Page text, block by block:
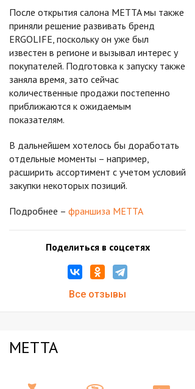
После открытия салона METTA мы также
приняли решение развивать бренд
ERGOLIFE, поскольку он уже был
известен в регионе и вызывал интерес у
покупателей. Подготовка к запуску также
заняла время, зато сейчас
количественные продажи постепенно
приближаются к ожидаемым
показателям.
В дальнейшем хотелось бы доработать
отдельные моменты – например,
расширить ассортимент с учетом условий
закупки некоторых позиций.
Подробнее – франшиза METTA
Поделиться в соцсетях
Все отзывы
METTA